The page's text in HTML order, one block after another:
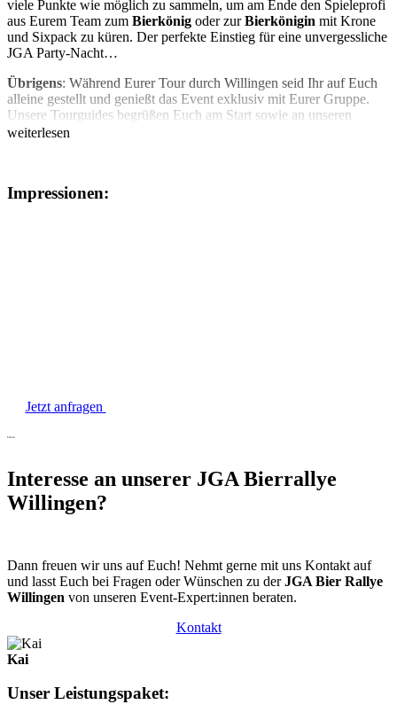
viele Punkte wie möglich zu sammeln, um am Ende den Spieleprofi
aus Eurem Team zum Bierkönig oder zurBierkönigin mit Krone
und Sixpack zu küren. Der perfekte Einstieg für eine unvergessliche
JGA Party-Nacht…
Übrigens: Während Eurer Tour durch Willingen seid Ihr auf Euch
alleine gestellt und genießt das Event exklusiv mit Eurer Gruppe.
Unsere Tourguides begrüßen Euch am Start sowie an unseren
Spielstationen.
weiterlesen
Impressionen:
Jetzt anfragen
Fakten
Interesse an unserer JGA Bierrallye
Willingen?
Dann freuen wir uns auf Euch! Nehmt gerne mit uns Kontakt auf
und lasst Euch bei Fragen oder Wünschen zu derJGA Bier Rallye
Willingen von unseren Event-Expert:innen beraten.
Kontakt
Kai
Unser Leistungspaket: